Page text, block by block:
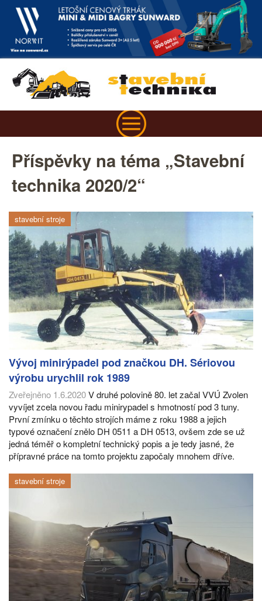
Příspěvky na téma „Stavební
technika 2020/2“
stavební stroje
Vývoj minirýpadel pod značkou DH. Sériovou
výrobu urychlil rok 1989
Zveřejněno 1.6.2020V druhé polovině 80. let začal VVÚ Zvolen
vyvíjet zcela novou řadu minirypadel s hmotností pod 3 tuny.
První zmínku o těchto strojích máme z roku 1988 a jejich
typové označení znělo DH 0511 a DH 0513, ovšem zde se už
jedná téměř o kompletní technický popis a je tedy jasné, že
přípravné práce na tomto projektu započaly mnohem dříve.
stavební stroje